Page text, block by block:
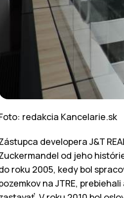
redakcia Kancelarie.sk
developera J&T
od jeho
roku 2005, kedy bol
na JTRE,